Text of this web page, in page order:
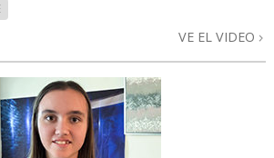
VE EL VIDEO